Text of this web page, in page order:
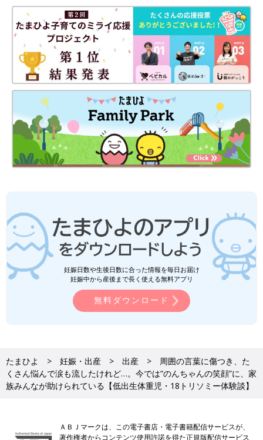
妊娠日数や生後日数に合った情報を毎日お届け
妊娠中から産後まで長く使える無料アプリ
無料ダウンロード
たまひよ 妊娠・出産 出産
周囲の言葉に傷つき、た
くさん悩んで涙も流したけれど…。今では“のんちゃんの笑顔”に、家
族みんなが助けられている【低出生体重児・18トリソミー体験談】
ＡＢＪマークは、この電子書店・電子書籍配信サービスが、
著作権者からコンテンツ使用許諾を得た正規版配信サービス